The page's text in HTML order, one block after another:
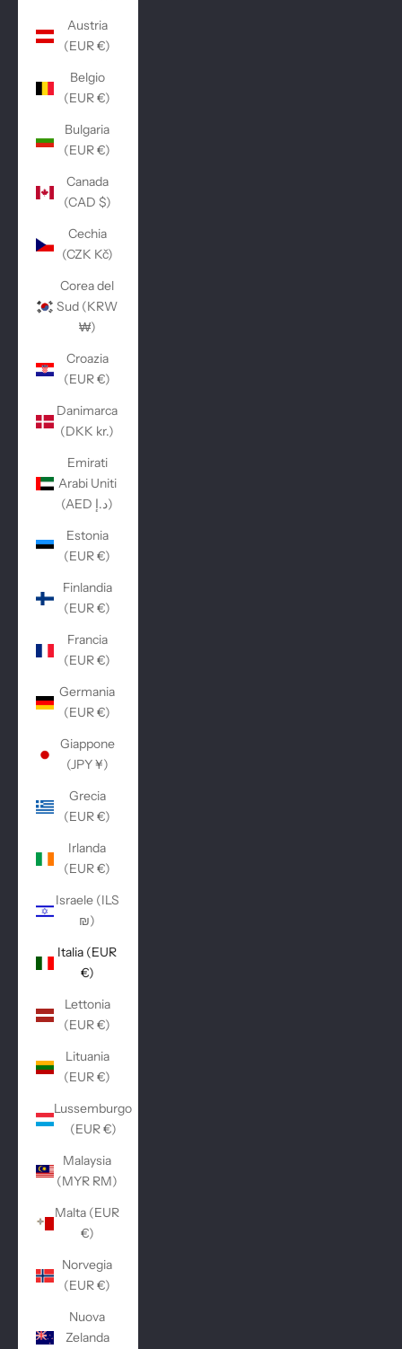
Austria
(EUR €)
Belgio
(EUR €)
Bulgaria
(EUR €)
Canada
(CAD $)
Cechia
(CZK Kč)
Corea del
Sud (KRW
₩)
Croazia
(EUR €)
Danimarca
(DKK kr.)
Emirati
Arabi Uniti
(AED د.إ)
Estonia
(EUR €)
Finlandia
(EUR €)
Francia
(EUR €)
Germania
(EUR €)
Giappone
(JPY ¥)
Grecia
(EUR €)
Irlanda
(EUR €)
Israele (ILS
₪)
Italia (EUR
€)
Lettonia
(EUR €)
Lituania
(EUR €)
Lussemburgo
(EUR €)
Malaysia
(MYR RM)
Malta (EUR
€)
Norvegia
(EUR €)
Nuova
Zelanda